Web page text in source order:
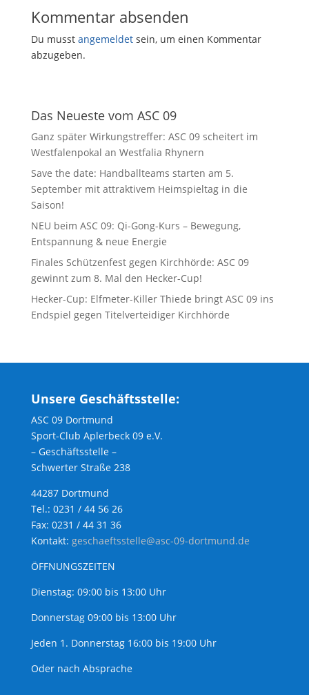
Kommentar absenden
Du musst angemeldetsein, um einen Kommentar
abzugeben.
Das Neueste vom ASC 09
Ganz später Wirkungstreffer: ASC 09 scheitert im
Westfalenpokal an Westfalia Rhynern
Save the date: Handballteams starten am 5.
September mit attraktivem Heimspieltag in die
Saison!
NEU beim ASC 09: Qi-Gong-Kurs – Bewegung,
Entspannung & neue Energie
Finales Schützenfest gegen Kirchhörde: ASC 09
gewinnt zum 8. Mal den Hecker-Cup!
Hecker-Cup: Elfmeter-Killer Thiede bringt ASC 09 ins
Endspiel gegen Titelverteidiger Kirchhörde
Unsere Geschäftsstelle:
ASC 09 Dortmund
Sport-Club Aplerbeck 09 e.V.
– Geschäftsstelle –
Schwerter Straße 238
44287 Dortmund
Tel.: 0231 / 44 56 26
Fax: 0231 / 44 31 36
Kontakt: geschaeftsstelle@asc-09-dortmund.de
ÖFFNUNGSZEITEN
Dienstag: 09:00 bis 13:00 Uhr
Donnerstag 09:00 bis 13:00 Uhr
Jeden 1. Donnerstag 16:00 bis 19:00 Uhr
Oder nach Absprache